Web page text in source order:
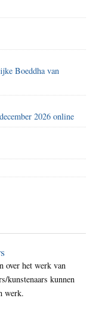
Boeddha van
2026 online
over het werk van
kunstenaars kunnen
werk.